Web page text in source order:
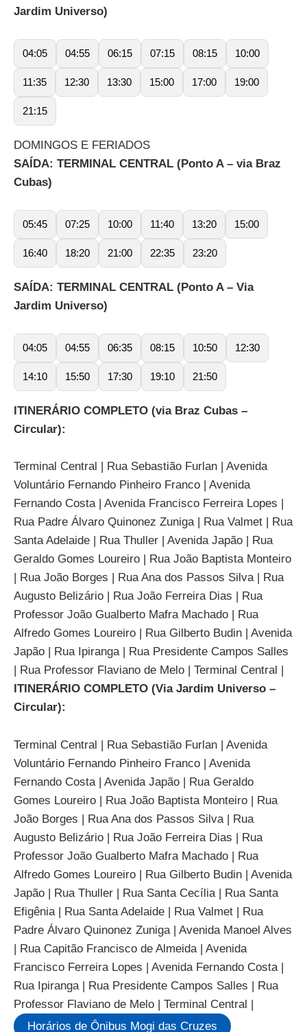
Jardim Universo)
04:05 04:55 06:15 07:15 08:15 10:00
11:35 12:30 13:30 15:00 17:00 19:00
21:15
DOMINGOS E FERIADOS
SAÍDA: TERMINAL CENTRAL (Ponto A – via Braz
Cubas)
05:45 07:25 10:00 11:40 13:20 15:00
16:40 18:20 21:00 22:35 23:20
SAÍDA: TERMINAL CENTRAL (Ponto A – Via
Jardim Universo)
04:05 04:55 06:35 08:15 10:50 12:30
14:10 15:50 17:30 19:10 21:50
ITINERÁRIO COMPLETO (via Braz Cubas –
Circular):
Terminal Central | Rua Sebastião Furlan | Avenida
Voluntário Fernando Pinheiro Franco | Avenida
Fernando Costa | Avenida Francisco Ferreira Lopes |
Rua Padre Álvaro Quinonez Zuniga | Rua Valmet | Rua
Santa Adelaide | Rua Thuller | Avenida Japão | Rua
Geraldo Gomes Loureiro | Rua João Baptista Monteiro
| Rua João Borges | Rua Ana dos Passos Silva | Rua
Augusto Belizário | Rua João Ferreira Dias | Rua
Professor João Gualberto Mafra Machado | Rua
Alfredo Gomes Loureiro | Rua Gilberto Budin | Avenida
Japão | Rua Ipiranga | Rua Presidente Campos Salles
| Rua Professor Flaviano de Melo | Terminal Central |
ITINERÁRIO COMPLETO (Via Jardim Universo –
Circular):
Terminal Central | Rua Sebastião Furlan | Avenida
Voluntário Fernando Pinheiro Franco | Avenida
Fernando Costa | Avenida Japão | Rua Geraldo
Gomes Loureiro | Rua João Baptista Monteiro | Rua
João Borges | Rua Ana dos Passos Silva | Rua
Augusto Belizário | Rua João Ferreira Dias | Rua
Professor João Gualberto Mafra Machado | Rua
Alfredo Gomes Loureiro | Rua Gilberto Budin | Avenida
Japão | Rua Thuller | Rua Santa Cecília | Rua Santa
Efigênia | Rua Santa Adelaide | Rua Valmet | Rua
Padre Álvaro Quinonez Zuniga | Avenida Manoel Alves
| Rua Capitão Francisco de Almeida | Avenida
Francisco Ferreira Lopes | Avenida Fernando Costa |
Rua Ipiranga | Rua Presidente Campos Salles | Rua
Professor Flaviano de Melo | Terminal Central |
Horários de Ônibus Mogi das Cruzes